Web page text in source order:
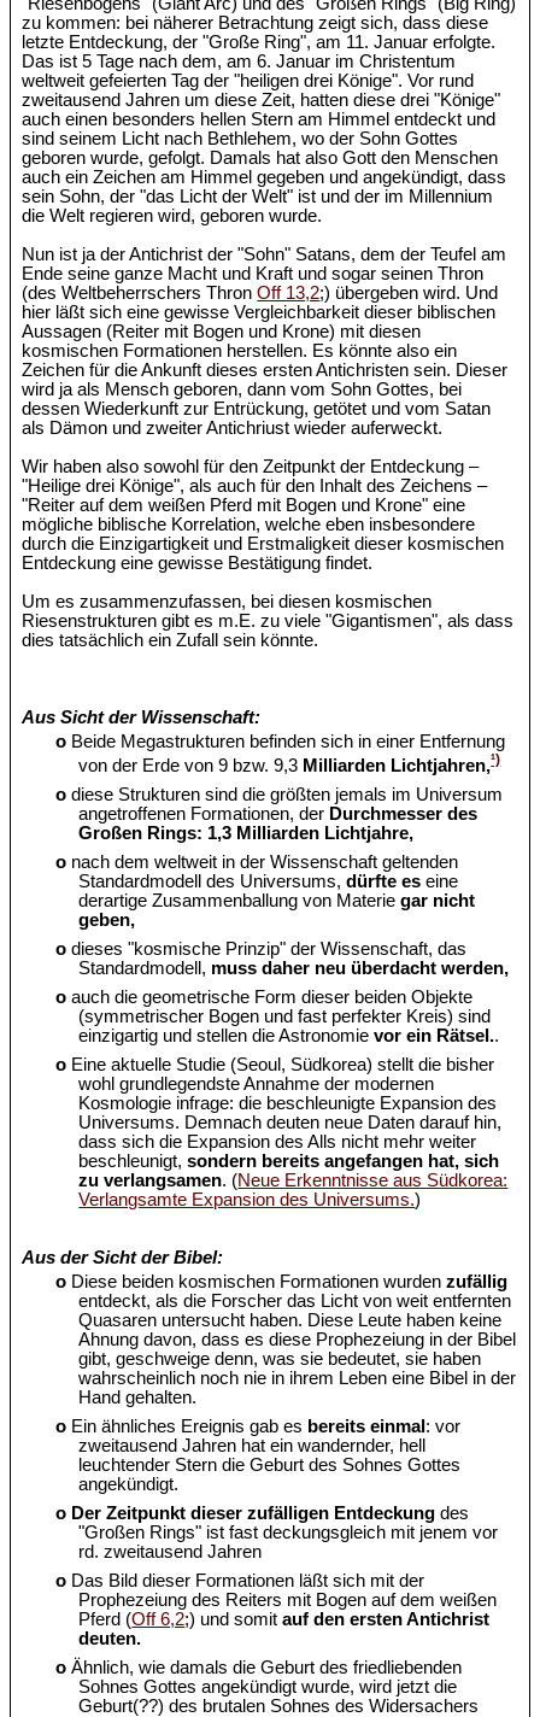
zu kommen: bei näherer Betrachtung zeigt sich, dass diese
letzte Entdeckung, der "Große Ring", am 11. Januar erfolgte.
Das ist 5 Tage nach dem, am 6. Januar im Christentum
weltweit gefeierten Tag der "heiligen drei Könige". Vor rund
zweitausend Jahren um diese Zeit, hatten diese drei "Könige"
auch einen besonders hellen Stern am Himmel entdeckt und
sind seinem Licht nach Bethlehem, wo der Sohn Gottes
geboren wurde, gefolgt. Damals hat also Gott den Menschen
auch ein Zeichen am Himmel gegeben und angekündigt, dass
sein Sohn, der "das Licht der Welt" ist und der im Millennium
die Welt regieren wird, geboren wurde.
Nun ist ja der Antichrist der "Sohn" Satans, dem der Teufel am
Ende seine ganze Macht und Kraft und sogar seinen Thron
(des Weltbeherrschers ThronOff 13,2;) übergeben wird. Und
hier läßt sich eine gewisse Vergleichbarkeit dieser biblischen
Aussagen (Reiter mit Bogen und Krone) mit diesen
kosmischen Formationen herstellen. Es könnte also ein
Zeichen für die Ankunft dieses ersten Antichristen sein. Dieser
wird ja als Mensch geboren, dann vom Sohn Gottes, bei
dessen Wiederkunft zur Entrückung, getötet und vom Satan
als Dämon und zweiter Antichriust wieder auferweckt.
Wir haben also sowohl für den Zeitpunkt der Entdeckung –
"Heilige drei Könige", als auch für den Inhalt des Zeichens –
"Reiter auf dem weißen Pferd mit Bogen und Krone" eine
mögliche biblische Korrelation, welche eben insbesondere
durch die Einzigartigkeit und Erstmaligkeit dieser kosmischen
Entdeckung eine gewisse Bestätigung findet.
Um es zusammenzufassen, bei diesen kosmischen
Riesenstrukturen gibt es m.E. zu viele "Gigantismen", als dass
dies tatsächlich ein Zufall sein könnte.
Aus Sicht der Wissenschaft:
o Beide Megastrukturen befinden sich in einer Entfernung
von der Erde von 9 bzw. 9,3 Milliarden Lichtjahren,¹)
o diese Strukturen sind die größten jemals im Universum
angetroffenen Formationen, der Durchmesser des
Großen Rings: 1,3 Milliarden Lichtjahre,
o nach dem weltweit in der Wissenschaft geltenden
Standardmodell des Universums,dürfte eseine
derartige Zusammenballung von Materiegar nicht
geben,
o dieses "kosmische Prinzip" der Wissenschaft, das
Standardmodell, muss daher neu überdacht werden,
o auch die geometrische Form dieser beiden Objekte
(symmetrischer Bogen und fast perfekter Kreis) sind
einzigartig und stellen die Astronomievor ein Rätsel..
o Eine aktuelle Studie (Seoul, Südkorea) stellt die bisher
wohl grundlegendste Annahme der modernen
Kosmologie infrage: die beschleunigte Expansion des
Universums. Demnach deuten neue Daten darauf hin,
dass sich die Expansion des Alls nicht mehr weiter
beschleunigt,sondern bereits angefangen hat, sich
zu verlangsamen. (Neue Erkenntnisse aus Südkorea:
Verlangsamte Expansion des Universums.)
Aus der Sicht der Bibel:
o Diese beiden kosmischen Formationen wurdenzufällig
entdeckt, als die Forscher das Licht von weit entfernten
Quasaren untersucht haben. Diese Leute haben keine
Ahnung davon, dass es diese Prophezeiung in der Bibel
gibt, geschweige denn, was sie bedeutet, sie haben
wahrscheinlich noch nie in ihrem Leben eine Bibel in der
Hand gehalten.
o Ein ähnliches Ereignis gab es bereits einmal : vor
zweitausend Jahren hat ein wandernder, hell
leuchtender Stern die Geburt des Sohnes Gottes
angekündigt.
o Der Zeitpunkt dieser zufälligen Entdeckung des
"Großen Rings" ist fast deckungsgleich mit jenem vor
rd. zweitausend Jahren
o Das Bild dieser Formationen läßt sich mit der
Prophezeiung des Reiters mit Bogen auf dem weißen
Pferd (Off 6,2;) und somitauf den ersten Antichrist
deuten.
o Ähnlich, wie damals die Geburt des friedliebenden
Sohnes Gottes angekündigt wurde, wird jetzt die
Geburt(??) des brutalen Sohnes des Widersachers